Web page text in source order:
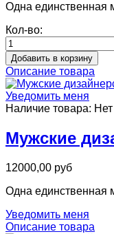
Одна единственная
Кол-во:
Описание товара
Уведомить меня
Наличие товара:
Мужские
12000,00 руб
Одна единственная
Уведомить меня
Описание товара